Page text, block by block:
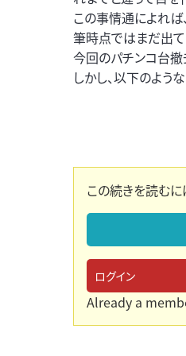
この事情通によれ
筆時点ではまだ出て
今回のパチンコ台撤
しかし、以下のよう
この続きを読む
ログイン
Already a